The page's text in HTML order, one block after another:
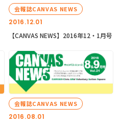
2016.12.01
会報誌CANVAS NEWS
【CANVAS NEWS】2016年12・1月号
2016.08.01
会報誌CANVAS NEWS